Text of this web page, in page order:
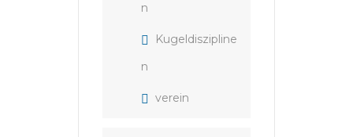
n
Kugeldiszipline
n
verein